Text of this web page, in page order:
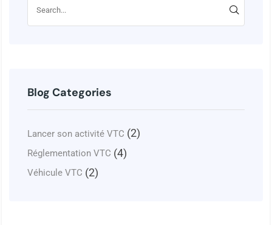
Blog Categories
Lancer son activité VTC (2)
Réglementation VTC (4)
Véhicule VTC (2)